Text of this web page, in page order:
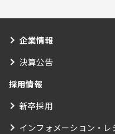
企業情報
決算公告
採用情報
新卒採用
インフォメーション・